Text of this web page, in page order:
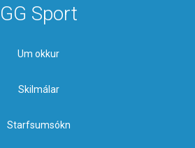
GG Sport
Um okkur
Skilmálar
Starfsumsókn